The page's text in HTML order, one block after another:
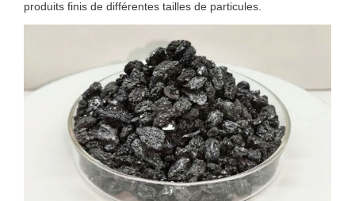
produits finis de différentes tailles de particules.